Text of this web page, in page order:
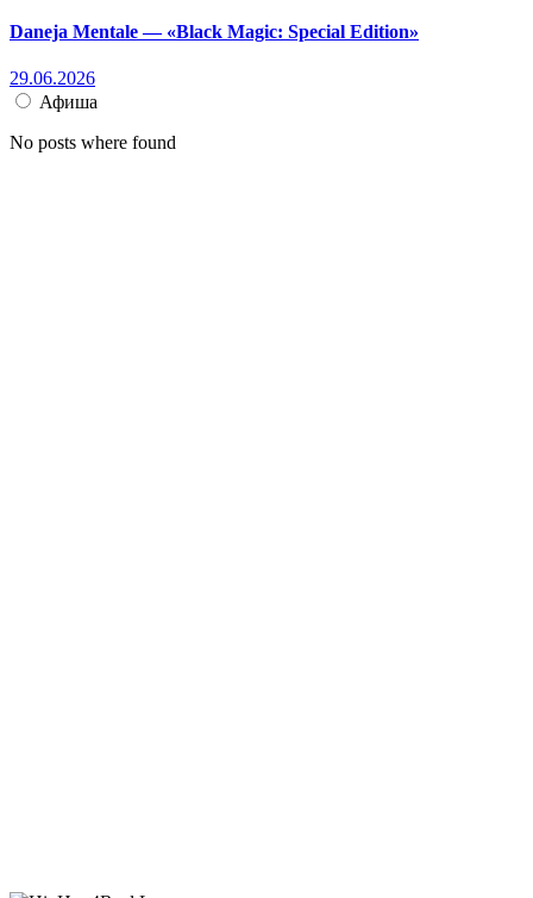
Daneja Mentale — «Black Magic: Special Edition»
29.06.2026
Афиша
No posts where found